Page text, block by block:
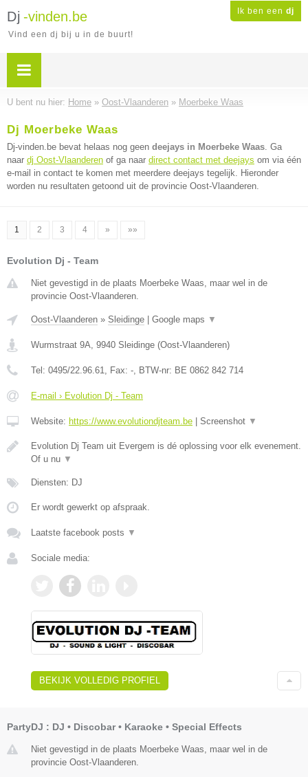
Ik ben een dj
Dj -vinden.be
Vind een dj bij u in de buurt!
U bent nu hier: Home » Oost-Vlaanderen » Moerbeke Waas
Dj Moerbeke Waas
Dj-vinden.be bevat helaas nog geen deejays in Moerbeke Waas. Ga
naar dj Oost-Vlaanderen of ga naar direct contact met deejays om via één
e-mail in contact te komen met meerdere deejays tegelijk. Hieronder
worden nu resultaten getoond uit de provincie Oost-Vlaanderen.
1 2 3 4 » »»
Evolution Dj - Team
Niet gevestigd in de plaats Moerbeke Waas, maar wel in de
provincie Oost-Vlaanderen.
Oost-Vlaanderen » Sleidinge Google maps ▼
Wurmstraat 9A, 9940 Sleidinge (Oost-Vlaanderen)
Tel: 0495/22.96.61, Fax: -, BTW-nr: BE 0862 842 714
E-mail › Evolution Dj - Team
Website: https://www.evolutiondjteam.be Screenshot ▼
Evolution Dj Team uit Evergem is dé oplossing voor elk evenement.
Of u nu ▼
Diensten: DJ
Er wordt gewerkt op afspraak.
Laatste facebook posts ▼
Sociale media:
BEKIJK VOLLEDIG PROFIEL
PartyDJ : DJ • Discobar • Karaoke • Special Effects
Niet gevestigd in de plaats Moerbeke Waas, maar wel in de
provincie Oost-Vlaanderen.